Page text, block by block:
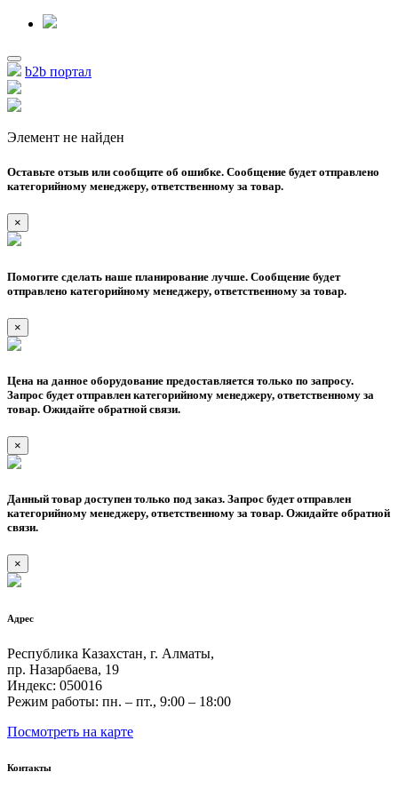
b2b портал
Элемент не найден
Оставьте отзыв или сообщите об ошибке. Сообщение будет отправлено
категорийному менеджеру, ответственному за товар.
×
Помогите сделать наше планирование лучше. Сообщение будет
отправлено категорийному менеджеру, ответственному за товар.
×
Цена на данное оборудование предоставляется только по запросу.
Запрос будет отправлен категорийному менеджеру, ответственному за
товар. Ожидайте обратной связи.
×
Данный товар доступен только под заказ. Запрос будет отправлен
категорийному менеджеру, ответственному за товар. Ожидайте обратной
связи.
×
Адрес
Республика Казахстан, г. Алматы,
пр. Назарбаева, 19
Индекс: 050016
Режим работы: пн. – пт., 9:00 – 18:00
Посмотреть на карте
Контакты